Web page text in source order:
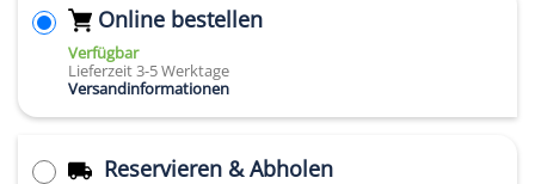
Online bestellen
Verfügbar
Lieferzeit 3-5 Werktage
Versandinformationen
Reservieren & Abholen